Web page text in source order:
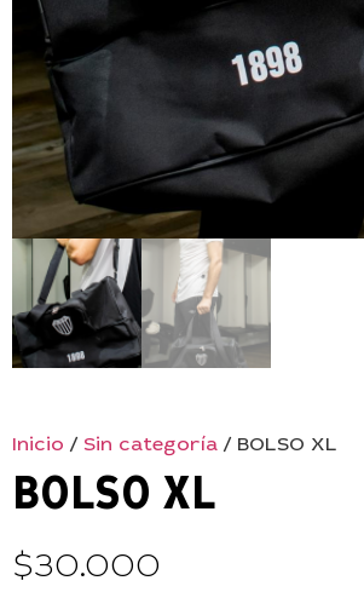
Inicio / Sin categoría / BOLSO XL
BOLSO XL
$30.000